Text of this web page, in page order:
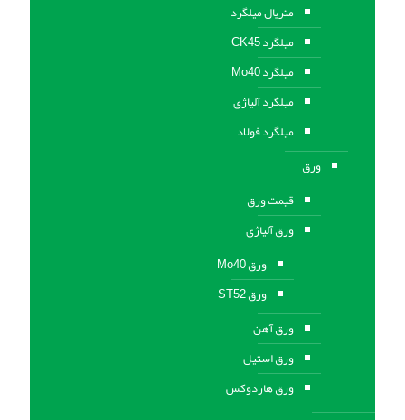
متریال میلگرد
میلگرد CK45
میلگرد Mo40
میلگرد آلیاژی
میلگرد فولاد
ورق
قیمت ورق
ورق آلیاژی
ورق Mo40
ورق ST52
ورق آهن
ورق استيل
ورق هاردوکس